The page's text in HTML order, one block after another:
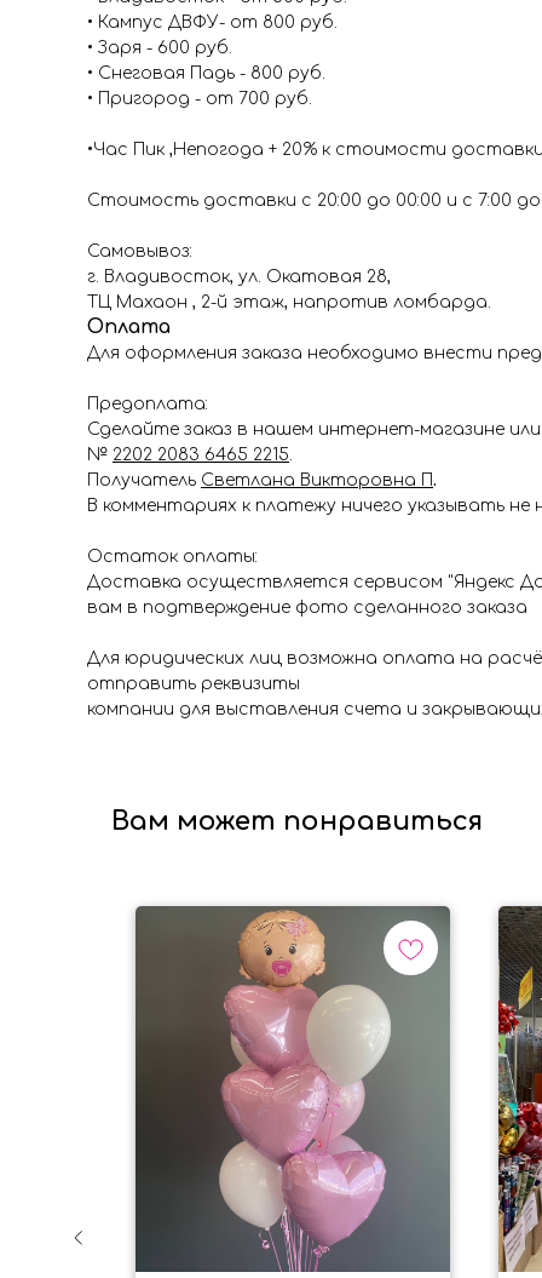
• Кампус ДВФУ- от 800 руб.
• Заря - 600 руб.
• Снеговая Падь - 800 руб.
• Пригород - от 700 руб.
•Час Пик ,Непогода + 20% к стоимости доставки
Стоимость доставки с 20:00 до 00:00 и с 7:00 до
Самовывоз:
г. Владивосток, ул. Окатовая 28,
ТЦ Махаон , 2-й этаж, напротив ломбарда.
Оплата
Для оформления заказа необходимо внести
Предоплата:
Сделайте заказ в нашем интернет-магазине
№ 2202 2083 6465 2215.
Получатель Светлана Викторовна П.
В комментариях к платежу ничего указывать не
Остаток оплаты:
Доставка осуществляется сервисом "Яндекс
вам в подтверждение фото сделанного заказа
Для юридических лиц возможна оплата на
отправить реквизиты
компании для выставления счета и
Вам может понравиться